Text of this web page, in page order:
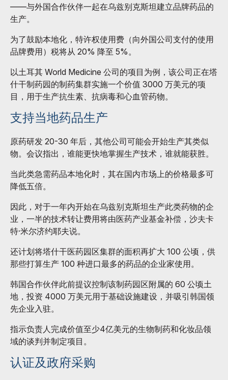
——与外国合作伙伴一起在乌兹别克斯坦建立品牌药品的
生产。
为了鼓励本地化，特许权使用费（向外国公司支付的使用
品牌费用）税将从 20% 降至 5%。
以土耳其 World Medicine 公司的项目为例，该公司正在塔
什干制药园的制药集群实施一个价值 3000 万美元的项
目，用于生产抗生素、抗病毒和心血管药物。
支持当地药品生产
原药研发 20-30 年后，其他公司可能会开始生产其类似
物。会议指出，谁能更快地掌握生产技术，谁就能获胜。
当此类急需药品本地化时，其在国内市场上的价格最多可
降低五倍。
因此，对于一年内开始在乌兹别克斯坦生产此类药物的企
业，一半的技术转让费用将由医药产业基金补偿，沙夫卡
特·米尔济约耶夫说。
还计划将塔什干医药园区集群的面积再扩大 100 公顷，供
那些打算生产 100 种进口最多的药品的企业家使用。
韩国合作伙伴此前提议控制该制药园区附属的 60 公顷土
地，投资 4000 万美元用于基础设施建设，并吸引韩国领
先企业入驻。
指示负责人完成价值至少4亿美元的生物制药和化妆品领
域的谈判并制定项目。
认证及政府采购